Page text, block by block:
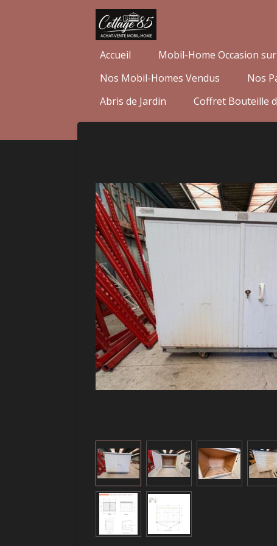
Accueil Mobil-Home Occasion
Nos Mobil-Homes Vendus
Nos
Abris de Jardin
Coffret Bouteille